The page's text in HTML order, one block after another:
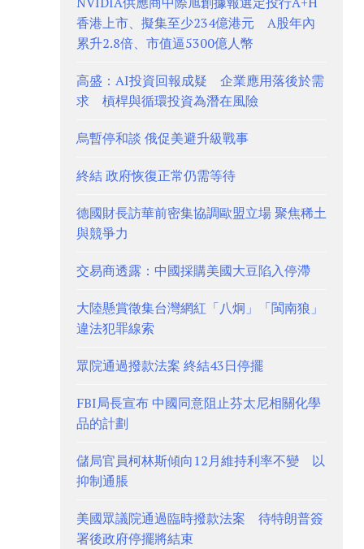
香港上市、擬集至少234億港元 A股年內
累升2.8倍、市值逼5300億人幣
高盛：AI投資回報成疑 企業應用落後於需
求 槓桿與循環投資為潛在風險
烏暫停和談 俄促美避升級戰事
終結 政府恢復正常仍需等待
德國財長訪華前密集協調歐盟立場 聚焦稀土
與競爭力
交易商透露：中國採購美國大豆陷入停滯
大陸懸賞徵集台灣網紅「八炯」「閩南狼」
違法犯罪線索
眾院通過撥款法案 終結43日停擺
FBI局長宣布 中國同意阻止芬太尼相關化學
品的計劃
儲局官員柯林斯傾向12月維持利率不變 以
抑制通脹
美國眾議院通過臨時撥款法案 待特朗普簽
署後政府停擺將結束